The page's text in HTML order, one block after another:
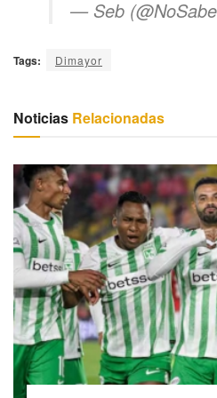
— Seb
Tags: Dimayor
Noticias Relacionadas